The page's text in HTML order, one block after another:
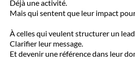
Déjà une activité.
Mais qui sentent que leur impact
À celles qui veulent structurer un
Clarifier leur message.
Et devenir une référence dans leur